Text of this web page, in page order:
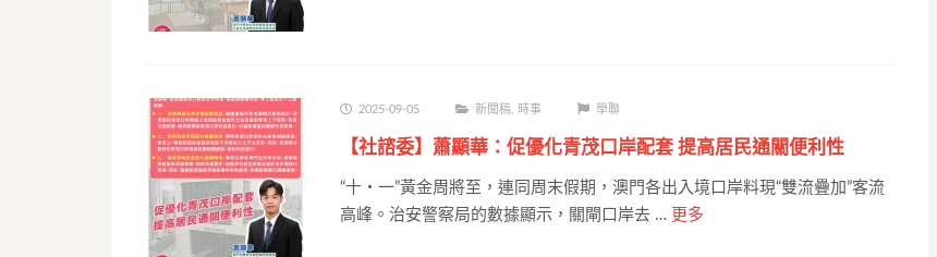
2025-09-05 新聞稿 時事 學聯
【社諮委】蕭顯華：促優化青茂口岸配套 提高居民通關便利性
“十‧一”黃金周將至，連同周末假期，澳門各出入境口岸料現“雙流疊加”客流
高峰。治安警察局的數據顯示，關閘口岸去 … 更多